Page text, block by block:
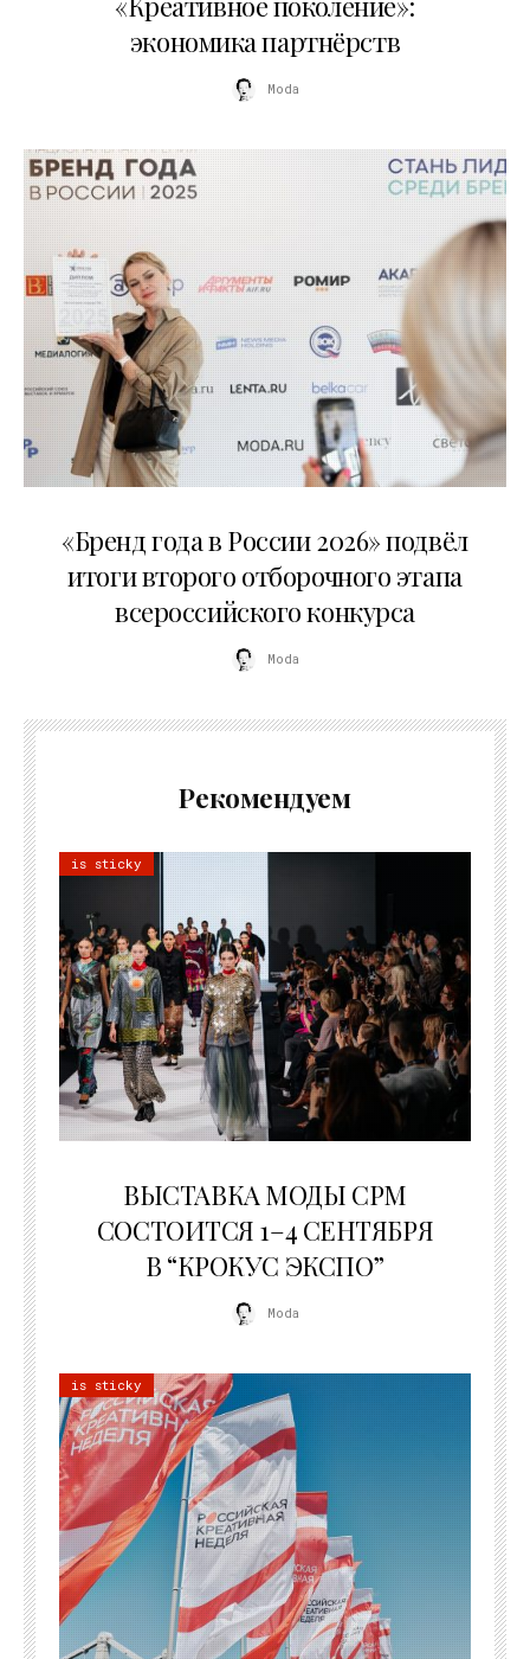
экономика партнёрств
Moda
«Бренд года в России 2026» подвёл
итоги второго отборочного этапа
всероссийского конкурса
Moda
Рекомендуем
is sticky
ВЫСТАВКА МОДЫ CPM
СОСТОИТСЯ 1–4 СЕНТЯБРЯ
В “КРОКУС ЭКСПО”
Moda
is sticky